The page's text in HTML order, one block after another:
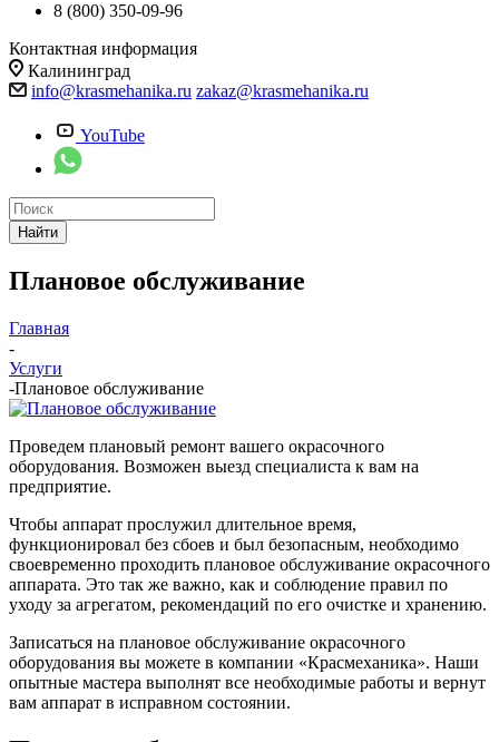
8 (800) 350-09-96
Контактная информация
Калининград
info@krasmehanika.ru zakaz@krasmehanika.ru
YouTube
Найти
Плановое обслуживание
Главная
-
Услуги
-Плановое обслуживание
Проведем плановый ремонт вашего окрасочного
оборудования. Возможен выезд специалиста к вам на
предприятие.
Чтобы аппарат прослужил длительное время,
функционировал без сбоев и был безопасным, необходимо
своевременно проходить плановое обслуживание окрасочного
аппарата. Это так же важно, как и соблюдение правил по
уходу за агрегатом, рекомендаций по его очистке и хранению.
Записаться на плановое обслуживание окрасочного
оборудования вы можете в компании «Красмеханика». Наши
опытные мастера выполнят все необходимые работы и вернут
вам аппарат в исправном состоянии.